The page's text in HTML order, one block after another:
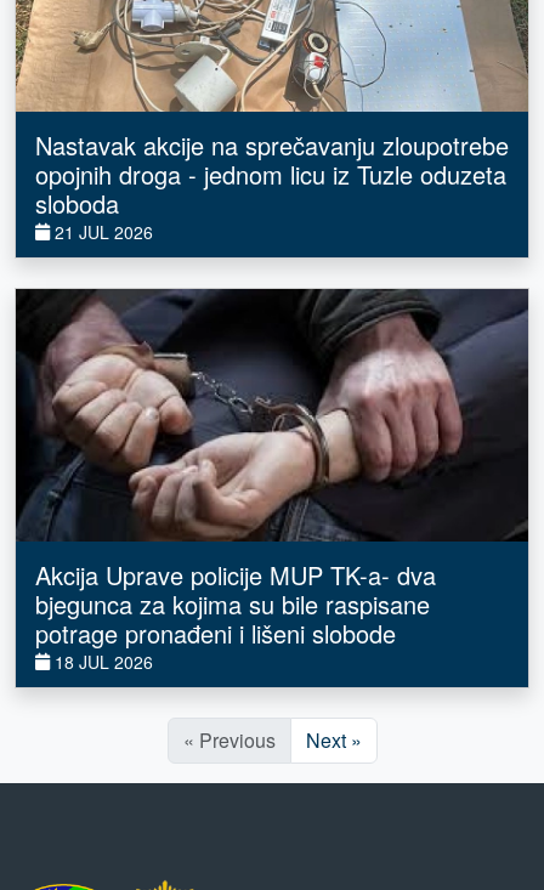
Nastavak akcije na sprečavanju zloupotrebe
opojnih droga - jednom licu iz Tuzle oduzeta
sloboda
21 JUL 2026
Akcija Uprave policije MUP TK-a- dva
bjegunca za kojima su bile raspisane
potrage pronađeni i lišeni slobode
18 JUL 2026
« Previous Next »